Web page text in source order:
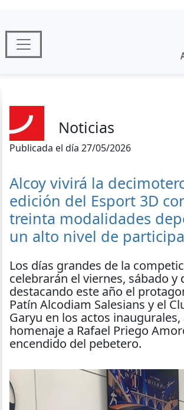
Noticias
Publicada el día 27/05/2026
Alcoy vivirá la
edición del Esport 3D
treinta modalidades
un alto nivel de
Los días grandes de la
celebrarán el viernes, sábado y
destacando este año el
Patín Alcodiam Salesians y el
Garyu en los actos
homenaje a Rafael Priego
encendido del pebetero.